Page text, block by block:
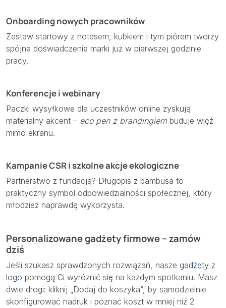
Onboarding nowych pracowników
Zestaw startowy z notesem, kubkiem i tym piórem tworzy
spójne doświadczenie marki już w pierwszej godzinie
pracy.
Konferencje i webinary
Paczki wysyłkowe dla uczestników online zyskują
materialny akcent – eco pen z brandingiembuduje więź
mimo ekranu.
Kampanie CSR i szkolne akcje ekologiczne
Partnerstwo z fundacją? Długopis z bambusa to
praktyczny symbol odpowiedzialności społecznej, który
młodzież naprawdę wykorzysta.
Personalizowane gadżety firmowe – zamów
dziś
Jeśli szukasz sprawdzonych rozwiązań, nasze gadżety z
logo pomogą Ci wyróżnić się na każdym spotkaniu. Masz
dwie drogi: kliknij „Dodaj do koszyka”, by samodzielnie
skonfigurować nadruk i poznać koszt w mniej niż 2